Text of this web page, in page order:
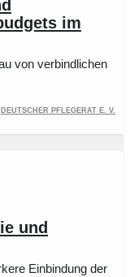
im
von verbindlichen
Deutscher Pflegerat e. V.
und
Einbindung der